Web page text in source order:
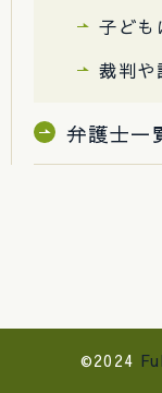
子ども
裁判や
弁護士一
©2024